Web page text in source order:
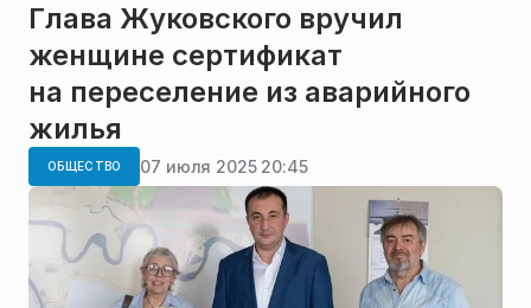
Глава Жуковского вручил
женщине сертификат
на переселение из аварийного
жилья
ОБЩЕСТВО 07 июля 2025 20:45